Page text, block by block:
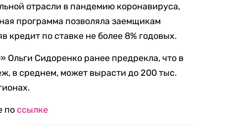
отрасли в пандемию коронавируса,
программа позволяла заемщикам
кредит по ставке не более 8% годовых.
Сидоренко ранее предрекла, что в
в среднем, может вырасти до 200 тыс.
по ссылке